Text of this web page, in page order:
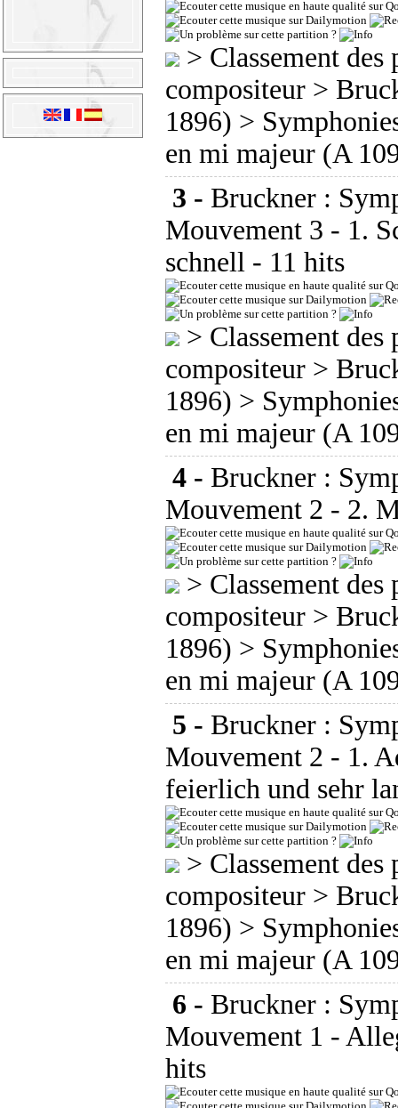
> Classement
compositeur >
1896) >
en mi majeur (A
3 - Bruckner :
Mouvement 3 - 1.
schnell - 11 hits
> Classement
compositeur >
1896) >
en mi majeur (A
4 - Bruckner :
Mouvement 2 - 2.
> Classement
compositeur >
1896) >
en mi majeur (A
5 - Bruckner :
Mouvement 2 - 1.
feierlich und sehr
> Classement
compositeur >
1896) >
en mi majeur (A
6 - Bruckner :
Mouvement 1 -
hits